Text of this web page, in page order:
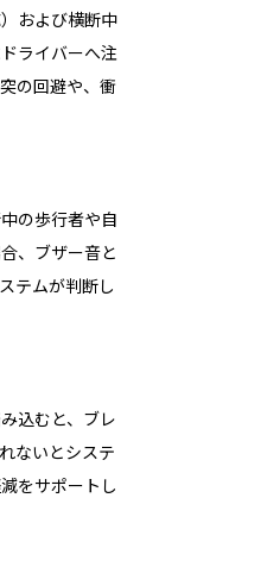
および横断中
ライバーへ注
の回避や、衝
の歩行者や自
、ブザー音と
テムが判断し
込むと、ブレ
ないとシステ
をサポートし